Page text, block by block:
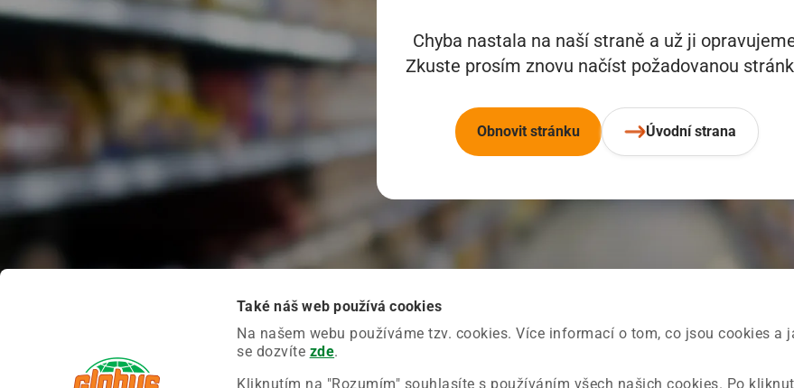
Také náš web používá cookies
Na našem webu používáme tzv. cookies. Více informací o tom, co jsou cookies a
se dozvíte zde.
Kliknutím na "Rozumím" souhlasíte s používáním všech našich cookies. Po
Chyba nastala na naší straně a už ji
Zkuste prosím znovu načíst požadovanou
Obnovit stránku Úvodní strana